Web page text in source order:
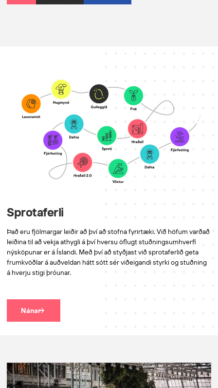
Sprotaferli
Það eru fjölmargar leiðir að því að stofna fyrirtæki. Við höfum varðað
leiðina til að vekja athygli á því hversu öflugt stuðningsumhverfi
nýsköpunar er á Íslandi. Með því að styðjast við sprotaferlið geta
frumkvöðlar á auðveldan hátt sótt sér viðeigandi styrki og stuðning
á hverju stigi þróunar.
Nánar